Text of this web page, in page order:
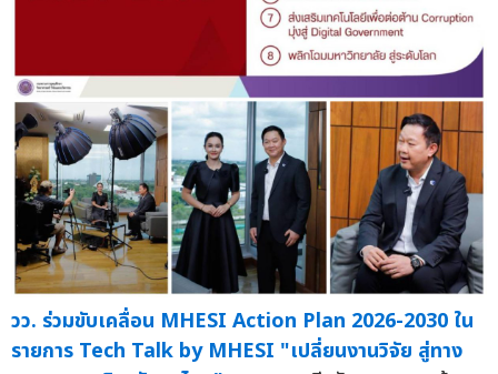
วว. ร่วมขับเคลื่อน MHESI Action Plan 2026-2030 ใน
รายการ Tech Talk by MHESI "เปลี่ยนงานวิจัย สู่ทาง